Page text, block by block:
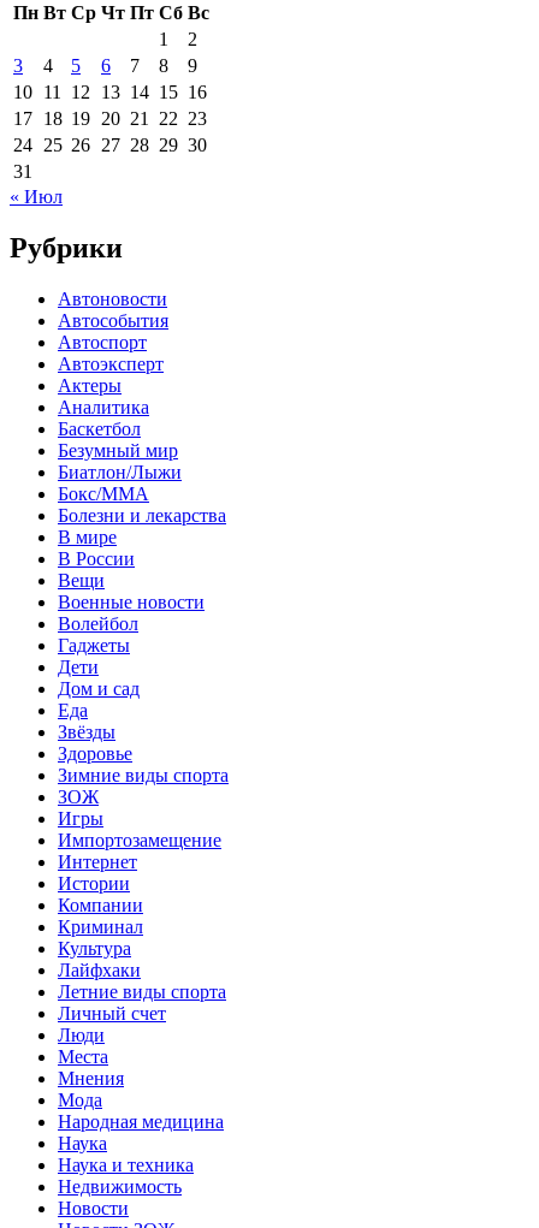
Пн Вт Ср Чт Пт Сб Вс
1
2
3
4 5 6 7 8
9
10 11 12 13 14 15 16
17 18 19 20 21 22 23
24 25 26 27 28 29 30
31
« Июл
Рубрики
Автоновости
Автособытия
Автоспорт
Автоэксперт
Актеры
Аналитика
Баскетбол
Безумный мир
Биатлон/Лыжи
Бокс/MMA
Болезни и лекарства
В мире
В России
Вещи
Военные новости
Волейбол
Гаджеты
Дети
Дом и сад
Еда
Звёзды
Здоровье
Зимние виды спорта
ЗОЖ
Игры
Импортозамещение
Интернет
Истории
Компании
Криминал
Культура
Лайфхаки
Летние виды спорта
Личный счет
Люди
Места
Мнения
Мода
Народная медицина
Наука
Наука и техника
Недвижимость
Новости